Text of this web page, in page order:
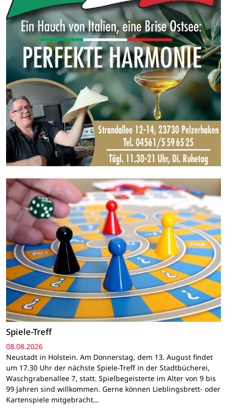
Spiele-Treff
08.08.2026
Neustadt in Holstein. Am Donnerstag, dem 13. August findet
um 17.30 Uhr der nächste Spiele-Treff in der Stadtbücherei,
Waschgrabenallee 7, statt. Spielbegeisterte im Alter von 9 bis
99 Jahren sind willkommen. Gerne können Lieblingsbrett- oder
Kartenspiele mitgebracht…